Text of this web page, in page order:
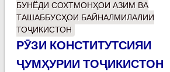
БУНЁДИ СОХТМОНҲОИ АЗИМ ВА
ТАШАББУСҲОИ БАЙНАЛМИЛАЛИИ
ТОҶИКИСТОН
РӮЗИ КОНСТИТУТСИЯИ
ҶУМҲУРИИ ТОҶИКИСТОН